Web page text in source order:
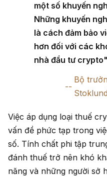
một số khuyến
Những khuyến
là cách đảm bảo
hơn đối với các
nhà đầu tư
Bộ
Việc áp dụng loại thuế
vấn đề phức tạp trong
số. Tính chất phi tập
đánh thuế trở nên khó
năng và những người sở